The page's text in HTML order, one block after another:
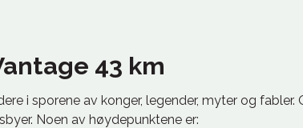
43 km
i sporene av konger, legender, myter og fabler.
Noen av høydepunktene er: